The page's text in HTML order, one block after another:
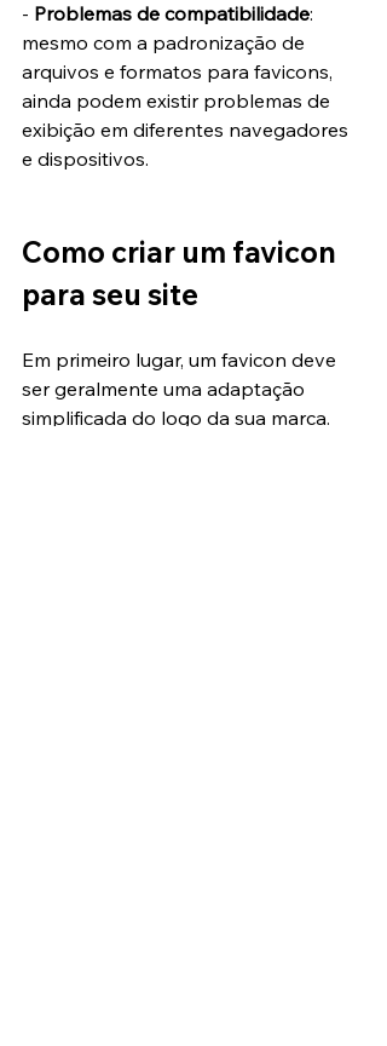
- Problemas de compatibilidade:
mesmo com a padronização de
arquivos e formatos para favicons,
ainda podem existir problemas de
exibição em diferentes navegadores
e dispositivos.
Como criar um favicon
para seu site
Em primeiro lugar, um favicon deve
ser geralmente uma adaptação
simplificada do logo da sua marca.